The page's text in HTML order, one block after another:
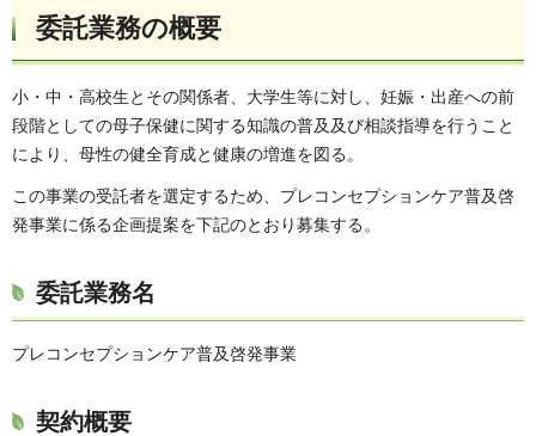
委託業務の概要
小・中・高校生とその関係者、大学生等に対し、妊娠・出産への前
段階としての母子保健に関する知識の普及及び相談指導を行うこと
により、母性の健全育成と健康の増進を図る。
この事業の受託者を選定するため、プレコンセプションケア普及啓
発事業に係る企画提案を下記のとおり募集する。
委託業務名
プレコンセプションケア普及啓発事業
契約概要